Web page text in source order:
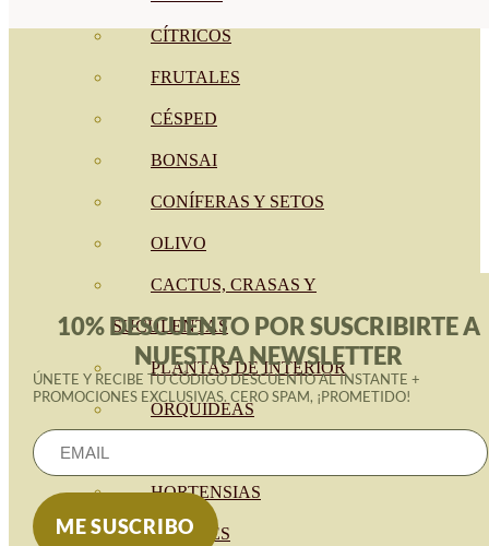
CÍTRICOS
FRUTALES
CÉSPED
BONSAI
CONÍFERAS Y SETOS
OLIVO
CACTUS, CRASAS Y
SUCULENTAS
PLANTAS DE INTERIOR
ORQUIDEAS
HORTENSIAS
ROSALES
10% DESCUENTO POR SUSCRIBIRTE A
NUESTRA NEWSLETTER
ÚNETE Y RECIBE TU CÓDIGO DESCUENTO AL INSTANTE +
PROMOCIONES EXCLUSIVAS. CERO SPAM, ¡PROMETIDO!